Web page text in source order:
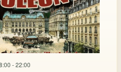
-22:00